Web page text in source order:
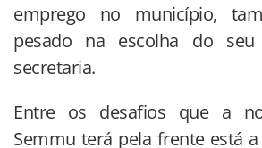
emprego no município,
pesado na escolha do
secretaria.
Entre os desafios que a
Semmu terá pela frente está